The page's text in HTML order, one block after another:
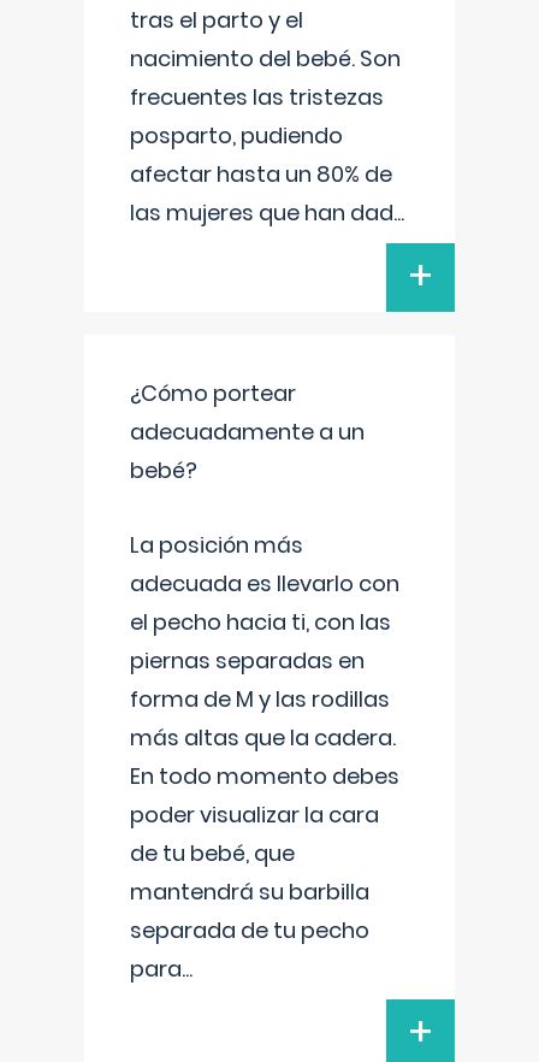
tras el parto y el
nacimiento del bebé. Son
frecuentes las tristezas
posparto, pudiendo
afectar hasta un 80% de
las mujeres que han dad...
+
¿Cómo portear
adecuadamente a un
bebé?
La posición más
adecuada es llevarlo con
el pecho hacia ti, con las
piernas separadas en
forma de M y las rodillas
más altas que la cadera.
En todo momento debes
poder visualizar la cara
de tu bebé, que
mantendrá su barbilla
separada de tu pecho
para...
+